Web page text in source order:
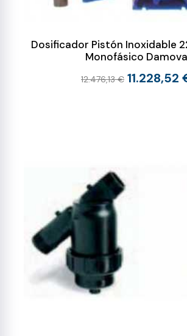
Dosificador Pistón Inoxidable
Monofásico Damova
12.476,13 € 11.228,52